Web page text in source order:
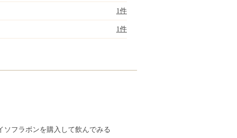
1件
1件
フラボンを購入して飲んでみる